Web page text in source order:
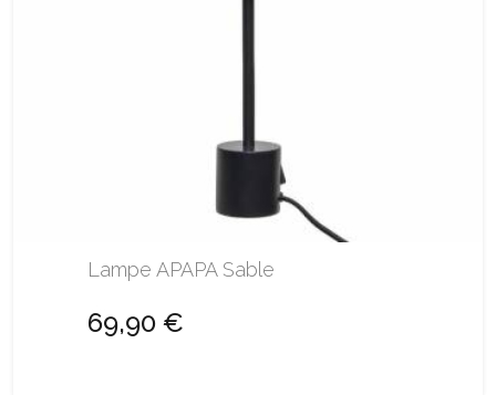
Lampe APAPA Sable
69,90 €